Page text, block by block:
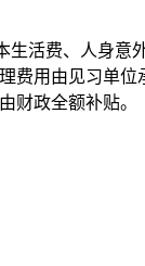
费、人身意外
费用由见习单
财政全额补贴。